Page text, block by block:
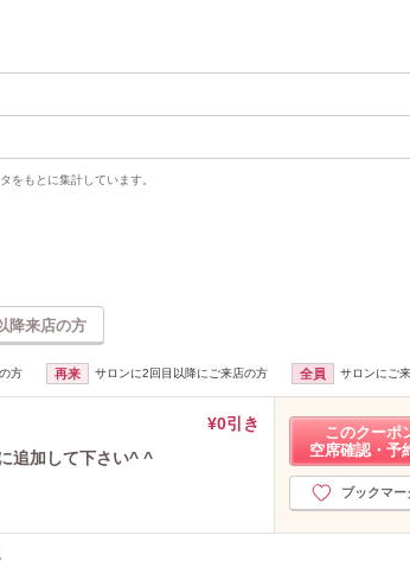
もとに集計しています。
降来店の方
方 再来 サロンに2回目以降にご来店の方 全員 サロンにご
¥0引き
追加して下さい^ ^
このクーポ
空席確認・予
ブックマー